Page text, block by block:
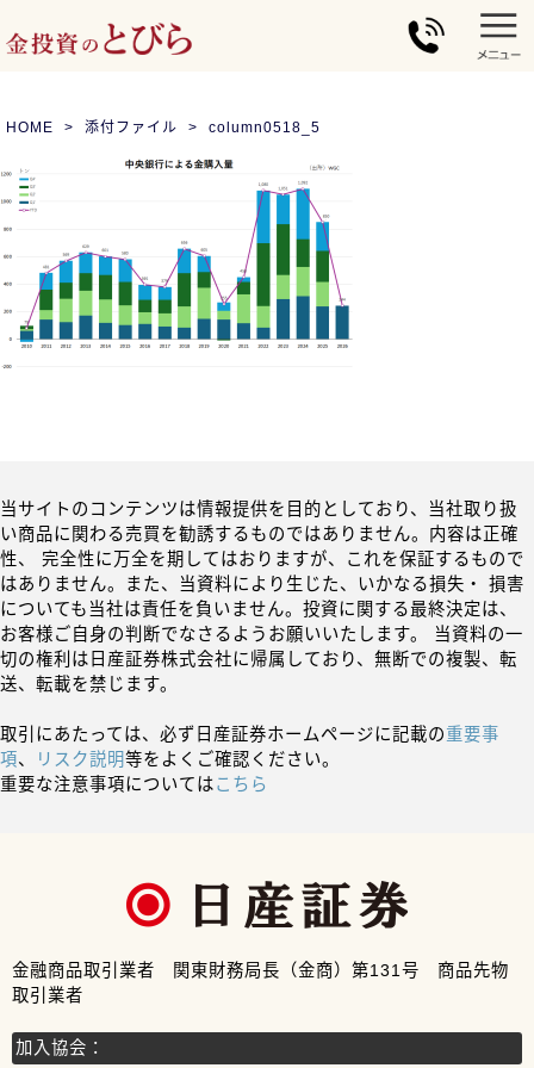
HOME 添付ファイル column0518_5
当サイトのコンテンツは情報提供を目的としており、当社取り扱
い商品に関わる売買を勧誘するものではありません。内容は正確
性、 完全性に万全を期してはおりますが、これを保証するもので
はありません。また、当資料により生じた、いかなる損失・ 損害
についても当社は責任を負いません。投資に関する最終決定は、
お客様ご自身の判断でなさるようお願いいたします。 当資料の一
切の権利は日産証券株式会社に帰属しており、無断での複製、転
送、転載を禁じます。
取引にあたっては、必ず日産証券ホームページに記載の重要事
項、 リスク説明等をよくご確認ください。
重要な注意事項についてはこちら
金融商品取引業者 関東財務局長（金商）第131号 商品先物
取引業者
加入協会：